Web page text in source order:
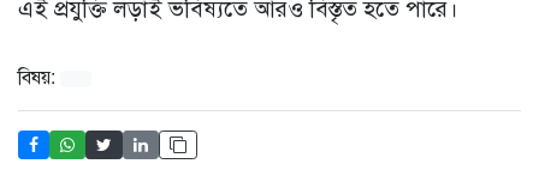
এই প্রযুক্তি লড়াই ভবিষ্যতে আরও বিস্তৃত হতে পারে।
বিষয়: